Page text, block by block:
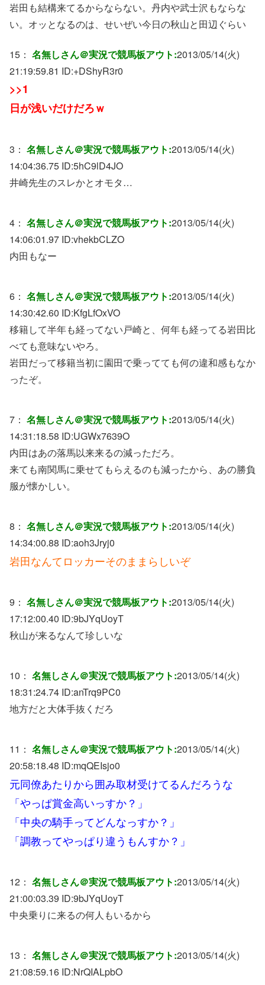
岩田も結構来てるからならない。丹内や武士沢もならな
い。オッとなるのは、せいぜい今日の秋山と田辺ぐらい
15： 名無しさん＠実況で競馬板アウト:2013/05/14(火)
21:19:59.81 ID:+DShyR3r0
>>1
日が浅いだけだろｗ
3： 名無しさん＠実況で競馬板アウト:2013/05/14(火)
14:04:36.75 ID:5hC9lD4JO
井崎先生のスレかとオモタ…
4： 名無しさん＠実況で競馬板アウト:2013/05/14(火)
14:06:01.97 ID:vhekbCLZO
内田もなー
6： 名無しさん＠実況で競馬板アウト:2013/05/14(火)
14:30:42.60 ID:KfgLfOxVO
移籍して半年も経ってない戸崎と、何年も経ってる岩田比
べても意味ないやろ。
岩田だって移籍当初に園田で乗ってても何の違和感もなか
ったぞ。
7： 名無しさん＠実況で競馬板アウト:2013/05/14(火)
14:31:18.58 ID:UGWx7639O
内田はあの落馬以来来るの減っただろ。
来ても南関馬に乗せてもらえるのも減ったから、あの勝負
服が懐かしい。
8： 名無しさん＠実況で競馬板アウト:2013/05/14(火)
14:34:00.88 ID:aoh3Jryj0
岩田なんてロッカーそのままらしいぞ
9： 名無しさん＠実況で競馬板アウト:2013/05/14(火)
17:12:00.40 ID:9bJYqUoyT
秋山が来るなんて珍しいな
10： 名無しさん＠実況で競馬板アウト:2013/05/14(火)
18:31:24.74 ID:anTrq9PC0
地方だと大体手抜くだろ
11： 名無しさん＠実況で競馬板アウト:2013/05/14(火)
20:58:18.48 ID:mqQEIsjo0
元同僚あたりから囲み取材受けてるんだろうな
「やっぱ賞金高いっすか？」
「中央の騎手ってどんなっすか？」
「調教ってやっぱり違うもんすか？」
12： 名無しさん＠実況で競馬板アウト:2013/05/14(火)
21:00:03.39 ID:9bJYqUoyT
中央乗りに来るの何人もいるから
13： 名無しさん＠実況で競馬板アウト:2013/05/14(火)
21:08:59.16 ID:NrQIALpbO